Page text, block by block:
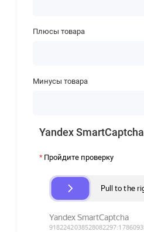
Плюсы товара
Минусы товара
Yandex SmartCaptcha
Пройдите проверку